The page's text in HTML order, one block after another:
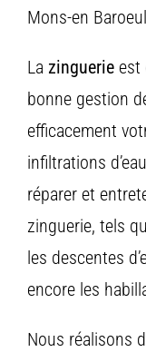
Mons-en
La zinguerie est
bonne gestion
efficacement
infiltrations
réparer et
zinguerie, tels
les descentes
encore les
Nous réalisons